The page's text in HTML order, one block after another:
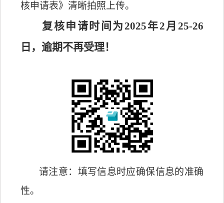
核申请表》清晰拍照上传。
复核申请时间为2025年2月25-26
日，逾期不再受理！
请注意：填写信息时应确保信息的准确
性。